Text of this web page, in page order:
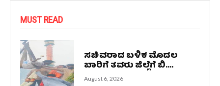
MUST READ
ಸಚಿವರಾದ ಬಳಿಕ ಮೊದಲ
ಬಾರಿಗೆ ತವರು ಜಿಲ್ಲೆಗೆ ಬಿ....
August 6, 2026